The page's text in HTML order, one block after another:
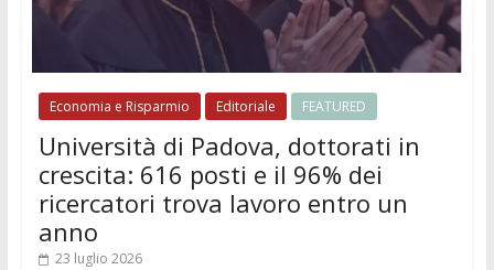
Economia e Risparmio Editoriale FEATURED
Università di Padova, dottorati in
crescita: 616 posti e il 96% dei
ricercatori trova lavoro entro un
anno
23 luglio 2026